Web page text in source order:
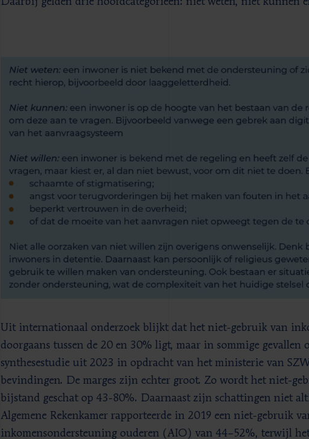
Uit internationaal onderzoek blijkt dat het niet-gebruik van
doorgaans tussen de 20 en 30% ligt, maar in sommige gevallen
synthesestudie uit 2023 in opdracht van het ministerie van
bevindingen. De marges zijn echter groot. Zo wordt het niet-
bijstand geschat op 43-80%. Daarnaast zijn schattingen niet
Algemene Rekenkamer rapporteerde in 2019 een niet-gebruik
inkomensondersteuning ouderen (AIO) van 44–52%, terwijl